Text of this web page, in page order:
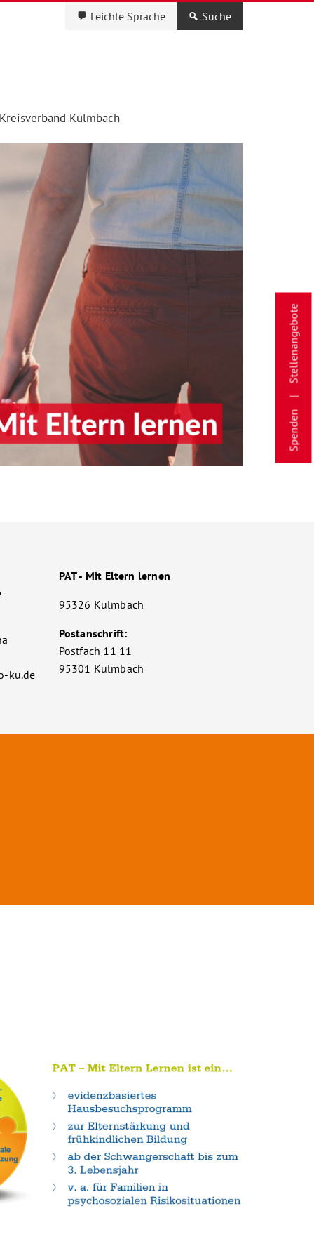
Leichte Sprache Suche
Kreisverband Kulmbach
ku.de
PAT - Mit Eltern lernen
95326 Kulmbach
Postanschrift:
Postfach 11 11
95301 Kulmbach
Spenden
Stellenangebote